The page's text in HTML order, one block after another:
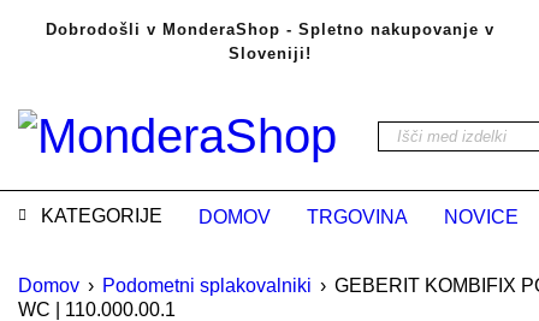
Dobrodošli v MonderaShop - Spletno nakupovanje v
Sloveniji!
KATEGORIJE DOMOV TRGOVINA NOVICE
Domov › Podometni splakovalniki › GEBERIT KOMBIFIX
WC | 110.000.00.1